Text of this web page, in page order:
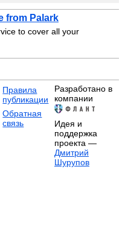
from Palark
to cover all your
Правила
публикации
Обратная
связь
Разработано в
компании
Идея и
поддержка
проекта —
Дмитрий
Шурупов